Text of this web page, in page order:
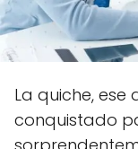
La quiche,
conquistado